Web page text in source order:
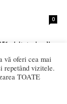
0
vizitatori online
vă oferi cea mai
repetând vizitele.
TOATE